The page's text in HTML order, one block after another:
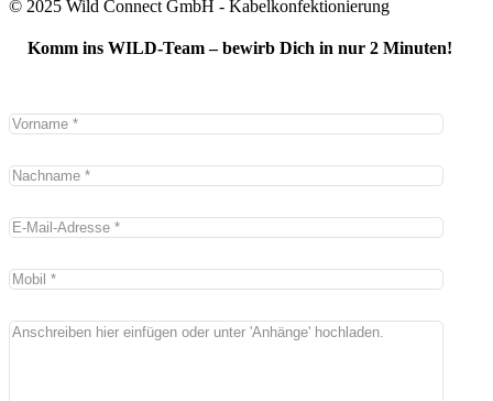
© 2025 Wild Connect GmbH - Kabelkonfektionierung
Komm ins WILD-Team – bewirb Dich in nur 2 Minuten!